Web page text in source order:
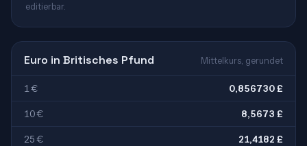
editierbar.
Euro in Britisches Pfund Mittelkurs, gerundet
1 € 0,856730 £
10 € 8,5673 £
25 € 21,4182 £